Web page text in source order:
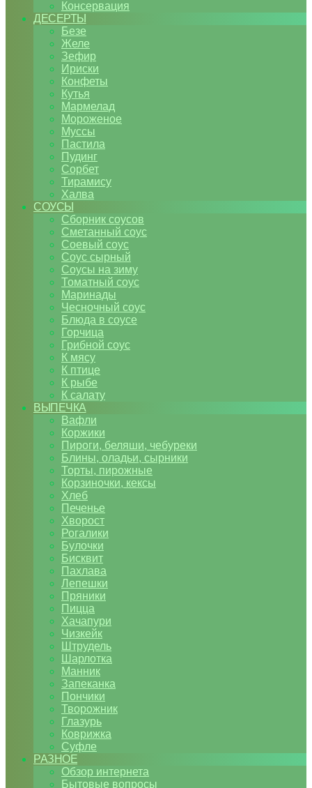
Консервация
ДЕСЕРТЫ
Безе
Желе
Зефир
Ириски
Конфеты
Кутья
Мармелад
Мороженое
Муссы
Пастила
Пудинг
Сорбет
Тирамису
Халва
СОУСЫ
Сборник соусов
Сметанный соус
Соевый соус
Соус сырный
Соусы на зиму
Томатный соус
Маринады
Чесночный соус
Блюда в соусе
Горчица
Грибной соус
К мясу
К птице
К рыбе
К салату
ВЫПЕЧКА
Вафли
Коржики
Пироги, беляши, чебуреки
Блины, оладьи, сырники
Торты, пирожные
Корзиночки, кексы
Хлеб
Печенье
Хворост
Рогалики
Булочки
Бисквит
Пахлава
Лепешки
Пряники
Пицца
Хачапури
Чизкейк
Штрудель
Шарлотка
Манник
Запеканка
Пончики
Творожник
Глазурь
Коврижка
Суфле
РАЗНОЕ
Обзор интернета
Бытовые вопросы